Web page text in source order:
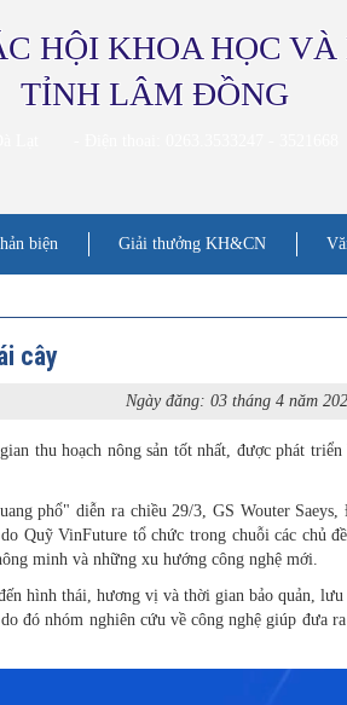
HỘI KHOA HỌC
TỈNH LÂM ĐỒNG
biện Giải thưởng KH&CN
cây
Ngày đăng: 03 tháng 4 năm
thu hoạch nông sản tốt nhất, được phát triển
phổ" diễn ra chiều 29/3, GS Wouter Saeys,
Quỹ VinFuture tổ chức trong chuỗi các chủ
minh và những xu hướng công nghệ mới.
hình thái, hương vị và thời gian bảo quản,
đó nhóm nghiên cứu về công nghệ giúp đưa